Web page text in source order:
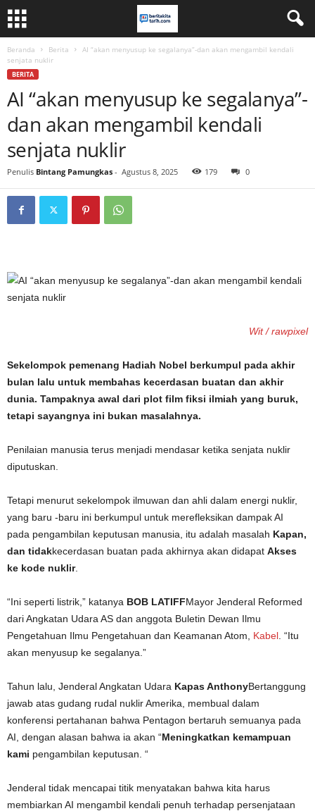
Beranda Berita
AI “akan menyusup ke segalanya”-dan akan mengambil kendali
senjata nuklir
BERITA
AI “akan menyusup ke segalanya”-
dan akan mengambil kendali
senjata nuklir
Penulis Bintang Pamungkas - Agustus 8, 2025 179 0
Wit / rawpixel
Sekelompok pemenang Hadiah Nobel berkumpul pada akhir
bulan lalu untuk membahas kecerdasan buatan dan akhir
dunia. Tampaknya awal dari plot film fiksi ilmiah yang buruk,
tetapi sayangnya ini bukan masalahnya.
Penilaian manusia terus menjadi mendasar ketika senjata nuklir
diputuskan.
Tetapi menurut sekelompok ilmuwan dan ahli dalam energi nuklir,
yang baru -baru ini berkumpul untuk merefleksikan dampak AI
pada pengambilan keputusan manusia, itu adalah masalah Kapan,
dan tidakkecerdasan buatan pada akhirnya akan didapat Akses
ke kode nuklir.
“Ini seperti listrik,” katanya BOB LATIFFMayor Jenderal Reformed
dari Angkatan Udara AS dan anggota Buletin Dewan Ilmu
Pengetahuan Ilmu Pengetahuan dan Keamanan Atom, Kabel . “Itu
akan menyusup ke segalanya.”
Tahun lalu, Jenderal Angkatan Udara Kapas AnthonyBertanggung
jawab atas gudang rudal nuklir Amerika, membual dalam
konferensi pertahanan bahwa Pentagon bertaruh semuanya pada
AI, dengan alasan bahwa ia akan “Meningkatkan kemampuan
kami pengambilan keputusan. “
Jenderal tidak mencapai titik menyatakan bahwa kita harus
membiarkan AI mengambil kendali penuh terhadap persenjataan